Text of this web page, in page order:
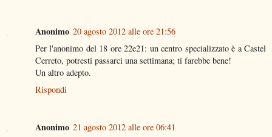
Anonimo 20 agosto 2012 alle ore 21:56
Per l'anonimo del 18 ore 22e21: un centro specializzato è a Castel
Cerreto, potresti passarci una settimana; ti farebbe bene!
Un altro adepto.
Rispondi
Anonimo 21 agosto 2012 alle ore 06:41